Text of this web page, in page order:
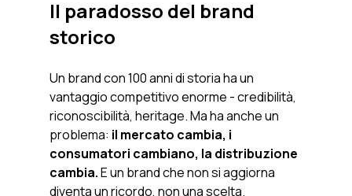
Il paradosso del brand
storico
Un brand con 100 anni di storia ha un
vantaggio competitivo enorme - credibilità,
riconoscibilità, heritage. Ma ha anche un
problema: il mercato cambia, i
consumatori cambiano, la distribuzione
cambia. E un brand che non si aggiorna
diventa un ricordo, non una scelta.